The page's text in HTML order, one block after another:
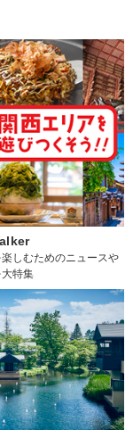
しむためのニュースや
大特集